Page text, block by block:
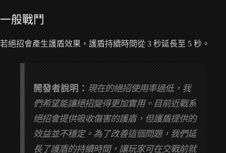
一般戰鬥
若絕招會產生護盾效果，護盾持續時間從 3 秒延長至 5 秒。
開發者說明： 現在的絕招使用率過低，我
們希望能讓絕招變得更加實用。目前近戰系
絕招會提供吸收傷害的護盾，但護盾提供的
效益並不穩定。為了改善這個問題，我們延
長了護盾的持續時間，讓玩家可在交戰前就